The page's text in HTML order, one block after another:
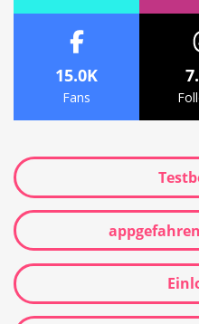
15.0K
Fans